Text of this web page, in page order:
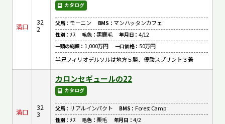
満口
32
2
カタログ
父馬： モーニン BMS： マンハッタンカフェ
性別：ﾒｽ 毛色：黒鹿毛 年月日：4/12
一頭の総額： 1,000万円 一口価格： 50万円
半兄フィリオデルソルは地方５勝、優駿スプリント３着
満口
32
3
カロンセギュールの22
カタログ
父馬： リアルインパクト BMS： Forest Camp
性別：ﾒｽ 毛色：栗毛 年月日：4/2